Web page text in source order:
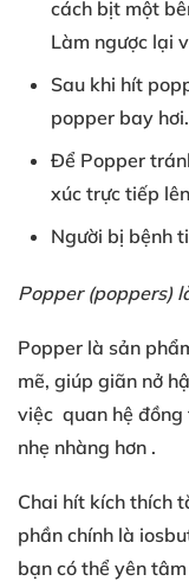
cách bịt một
Làm ngược lại
Sau khi hít
popper bay hơi.
Để Popper
xúc trực tiếp
Người bị bệnh
Popper (poppers)
Popper là sản
mẽ, giúp giãn nở
việc quan hệ đồng
nhẹ nhàng hơn .
Chai hít kích thích
phần chính là
bạn có thể yên